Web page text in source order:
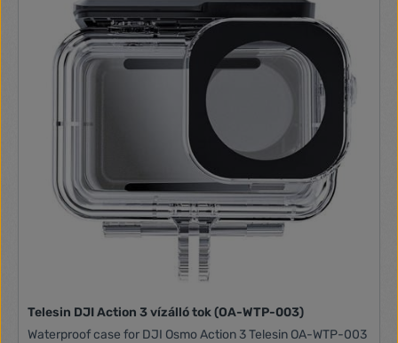
mAh lítium elem Ez a szöveg gépi fordítással készült. Főbb
jellemzők Videofelvétel, fényképfelvétel, lassított felvétel, A
fájl lejátszása és a kamera beállítása 2 hüvelykes elülső
képernyő + 1,3 hüvelykes IPS hátsó képernyő Vízálló
Szállítás 1 Realimove AC7000 kamera + 1 30 m vízálló ház + 1
kormány tartó + 1 kapcs + 3 rögzítő rendszer + ragasztók +
rögzítő szalagok + 1 USB kábel + 1 akkumulátor Rendszer
követelmények Windows, iOS, Android
Telesin DJI Action 3 vízálló tok (OA-WTP-003)
Waterproof case for DJI Osmo Action 3 Telesin OA-WTP-003